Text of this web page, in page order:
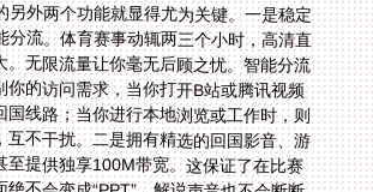
另外两个功能就显得尤为关键。一是稳定
分流。体育赛事动辄两三个小时，高清直
。无限流量让你毫无后顾之忧。智能分流
你的访问需求，当你打开B站或腾讯视频
国线路；当你进行本地浏览或工作时，则
互不干扰。二是拥有精选的回国影音、游
至提供独享100M带宽。这保证了在比赛
绝不会变成“PPT”，解说声音也不会断断